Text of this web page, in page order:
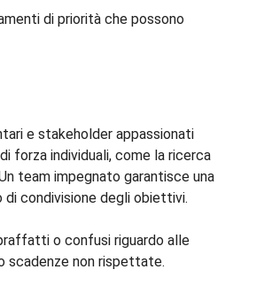
di priorità che possono
e stakeholder appassionati
forza individuali, come la ricerca
team impegnato garantisce una
condivisione degli obiettivi.
o confusi riguardo alle
scadenze non rispettate.